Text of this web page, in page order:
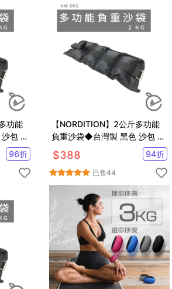
功能
包 綁
步 瑜
96折
【NORDITION】2公斤多功能
負重沙袋◆台灣製 黑色 沙包 綁
腿 運動 負重 復健 長照 跑步 瑜
珈 重訓 腳力 田徑
$388 94折
已售44